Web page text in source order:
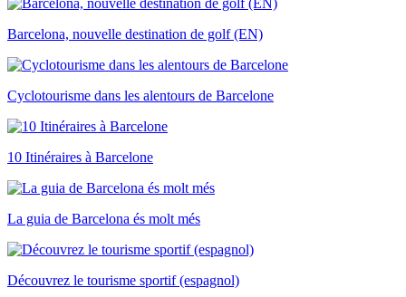
Barcelona, nouvelle destination de golf (EN)
Cyclotourisme dans les alentours de Barcelone
10 Itinéraires à Barcelone
La guia de Barcelona és molt més
Découvrez le tourisme sportif (espagnol)